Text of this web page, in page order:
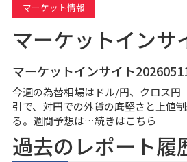
マーケット情報
マーケットインサ
マーケットインサイト
今週の為替相場はドル/円、クロス円
引で、対円での外貨の底堅さと上値
る。週間予想は…続きはこちら
過去のレポート履